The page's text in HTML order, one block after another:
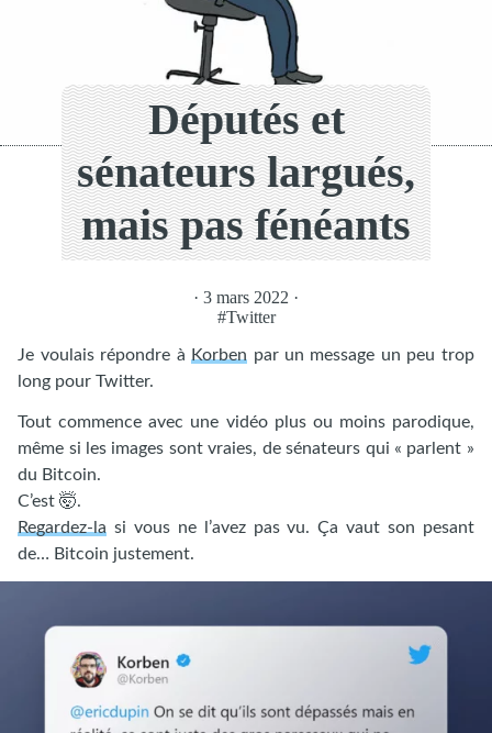
Députés et
sénateurs largués,
mais pas fénéants
· 3 mars 2022 ·
#Twitter
Je voulais répondre à Korben par un message un peu trop
long pour Twitter.
Tout commence avec une vidéo plus ou moins parodique,
même si les images sont vraies, de sénateurs qui « parlent »
du Bitcoin.
C’est 🤯.
Regardez-la si vous ne l’avez pas vu. Ça vaut son pesant
de… Bitcoin justement.